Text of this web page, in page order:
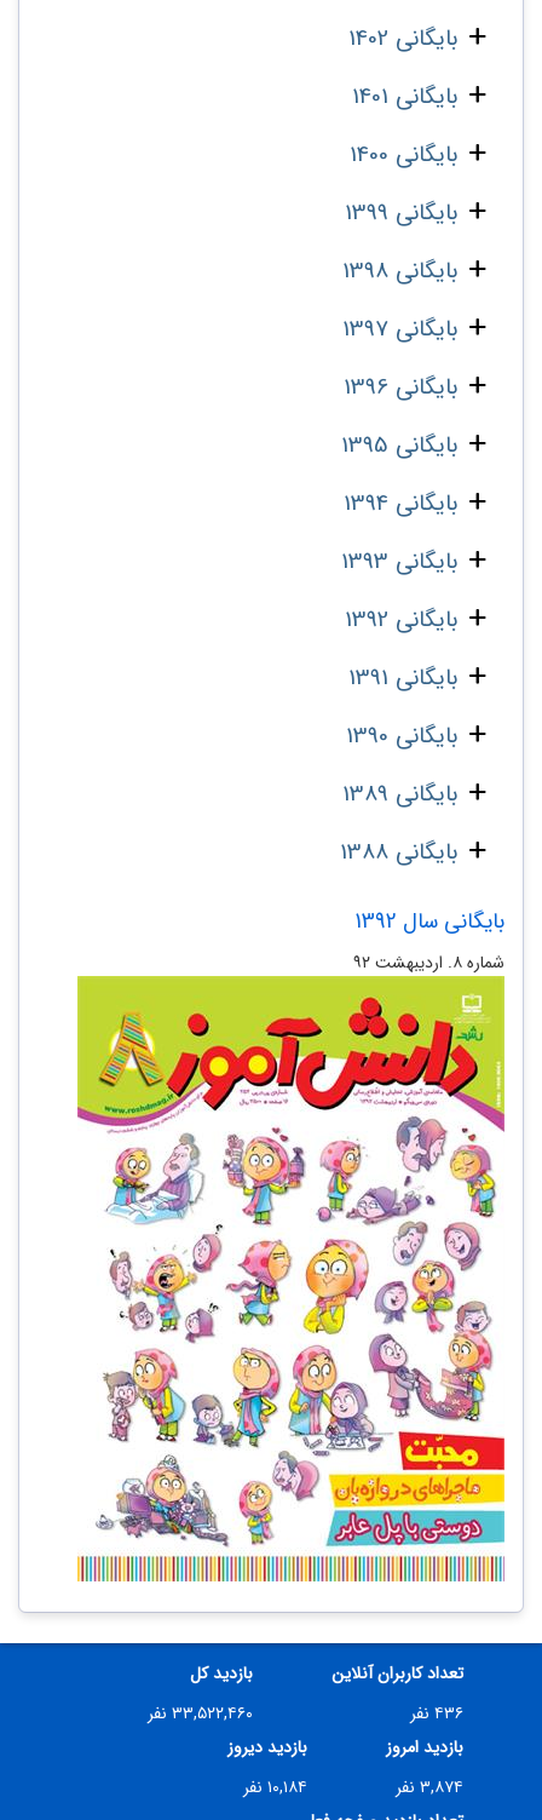
بایگانی 1402
بایگانی 1401
بایگانی 1400
بایگانی 1399
بایگانی 1398
بایگانی 1397
بایگانی 1396
بایگانی 1395
بایگانی 1394
بایگانی 1393
بایگانی 1392
بایگانی 1391
بایگانی 1390
بایگانی 1389
بایگانی 1388
بایگانی سال 1392
شماره‌ ۸. اردیبهشت ۹۲
تعداد کاربران آنلاین
۴۳۶ نفر
بازدید کل
۳۳,۵۲۲,۴۶۰ نفر
بازدید امروز
۳,۸۷۴ نفر
بازدید دیروز
۱۰,۱۸۴ نفر